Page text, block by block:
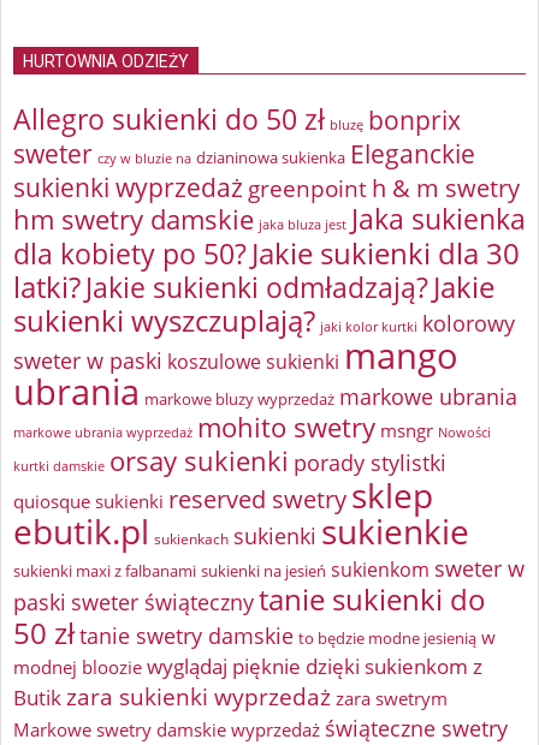
HURTOWNIA ODZIEŻY
Allegro sukienki do 50 zł bluzę bonprix
sweter czy w bluzie na dzianinowa sukienka Eleganckie
sukienki wyprzedaż greenpointh & m swetry
hm swetry damskie jaka bluza jest Jaka sukienka
dla kobiety po 50?Jakie sukienki dla 30
latki?Jakie sukienki odmładzają?Jakie
sukienki wyszczuplają? jaki kolor kurtki kolorowy
sweter w paski koszulowe sukienki mango
ubrania markowe bluzy wyprzedaż markowe ubrania
markowe ubrania wyprzedaż mohito swetry msngr Nowości
kurtki damskie orsay sukienki porady stylistki
quiosque sukienki reserved swetrysklep
ebutik.pl sukienkach sukienki sukienkie
sukienki maxi z falbanami sukienki na jesień sukienkom sweter w
paski sweter świątecznytanie sukienki do
50 złtanie swetry damskie to będzie modne jesienią w
modnej bloozie wyglądaj pięknie dzięki sukienkom z
Butikzara sukienki wyprzedażzara swetrym
Markowe swetry damskie wyprzedaż świąteczne swetry